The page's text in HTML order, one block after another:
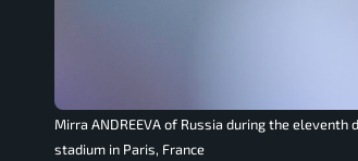
Mirra ANDREEVA of Russia during the eleventh
stadium in Paris, France